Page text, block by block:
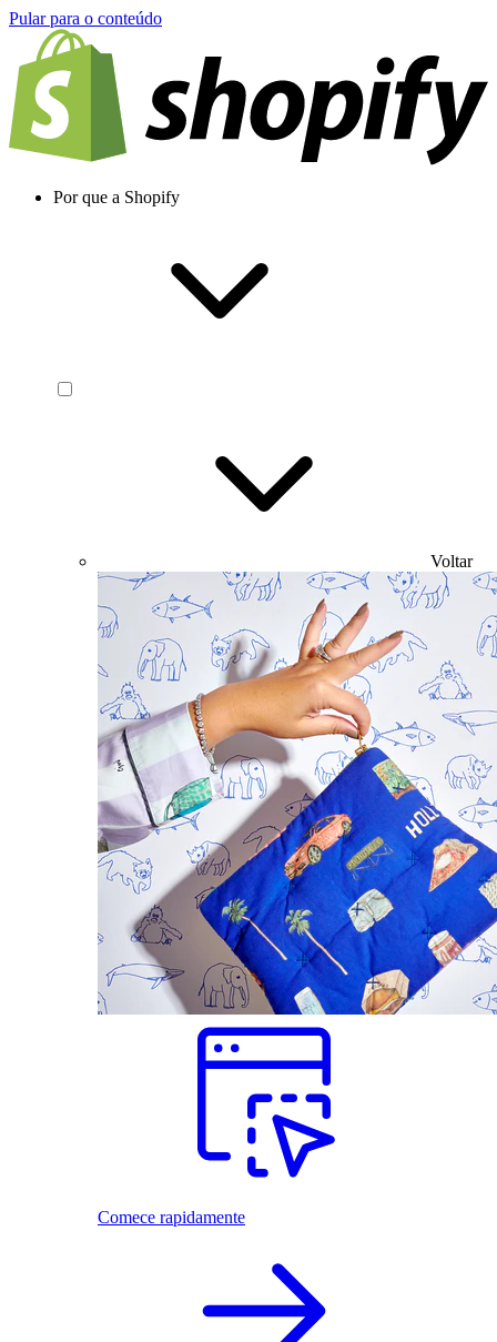
Pular para o conteúdo
Por que a Shopify
Voltar
Comece rapidamente